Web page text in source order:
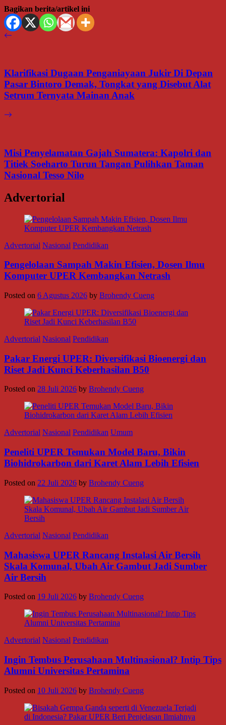
Bagikan berita/artikel ini
Klarifikasi Dugaan Penganiayaan Jukir Di Depan
Pasar Bintoro Demak, Tongkat yang Disebut Alat
Setrum Ternyata Mainan Anak
Misi Penyelamatan Gajah Sumatera: Kapolri dan
Titiek Soeharto Turun Tangan Pulihkan Taman
Nasional Tesso Nilo
Advertorial
Advertorial Nasional Pendidikan
Pengelolaan Sampah Makin Efisien, Dosen Ilmu
Komputer UPER Kembangkan Netrash
Posted on 6 Agustus 2026 by Brohendy Cueng
Advertorial Nasional Pendidikan
Pakar Energi UPER: Diversifikasi Bioenergi dan
Riset Jadi Kunci Keberhasilan B50
Posted on 28 Juli 2026 by Brohendy Cueng
Advertorial Nasional Pendidikan Umum
Peneliti UPER Temukan Model Baru, Bikin
Biohidrokarbon dari Karet Alam Lebih Efisien
Posted on 22 Juli 2026 by Brohendy Cueng
Advertorial Nasional Pendidikan
Mahasiswa UPER Rancang Instalasi Air Bersih
Skala Komunal, Ubah Air Gambut Jadi Sumber
Air Bersih
Posted on 19 Juli 2026 by Brohendy Cueng
Advertorial Nasional Pendidikan
Ingin Tembus Perusahaan Multinasional? Intip Tips
Alumni Universitas Pertamina
Posted on 10 Juli 2026 by Brohendy Cueng